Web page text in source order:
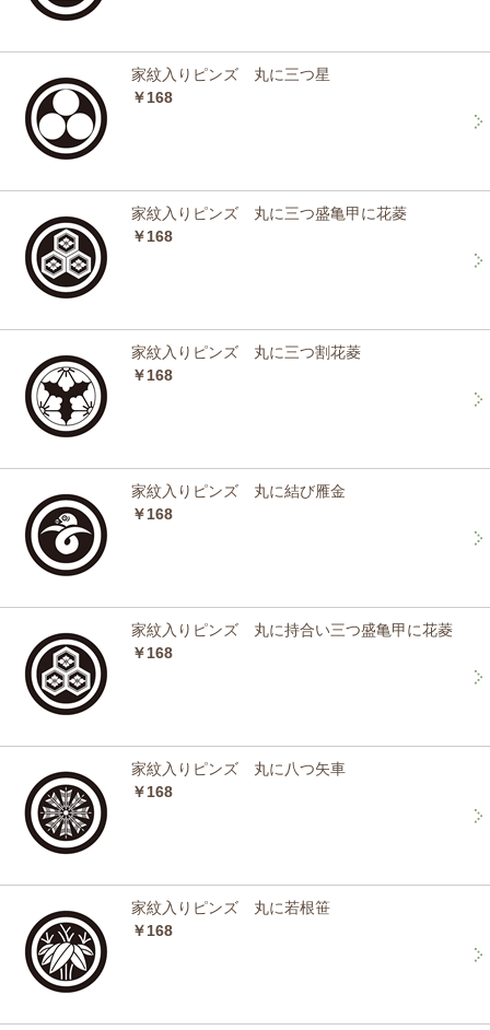
家紋入りピンズ 丸に三つ星
￥168
家紋入りピンズ 丸に三つ盛亀甲に花菱
￥168
家紋入りピンズ 丸に三つ割花菱
￥168
家紋入りピンズ 丸に結び雁金
￥168
家紋入りピンズ 丸に持合い三つ盛亀甲に花菱
￥168
家紋入りピンズ 丸に八つ矢車
￥168
家紋入りピンズ 丸に若根笹
￥168